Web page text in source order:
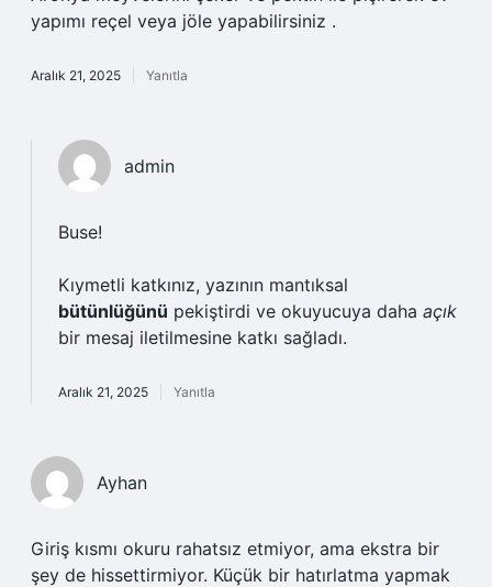
yapımı reçel veya jöle yapabilirsiniz .
Aralık 21, 2025 Yanıtla
admin
Buse!
Kıymetli katkınız, yazının mantıksal
bütünlüğünü pekiştirdi ve okuyucuya daha açık
bir mesaj iletilmesine katkı sağladı.
Aralık 21, 2025 Yanıtla
Ayhan
Giriş kısmı okuru rahatsız etmiyor, ama ekstra bir
şey de hissettirmiyor. Küçük bir hatırlatma yapmak